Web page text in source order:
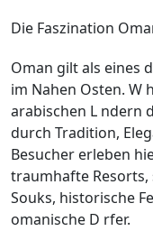
Die Faszination
Oman gilt als eines
im Nahen Osten. W
arabischen L ndern
durch Tradition,
Besucher erleben
traumhafte
Souks, historische
omanische D rfer.